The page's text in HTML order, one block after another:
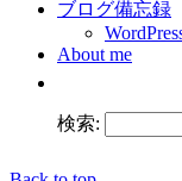
ブログ備忘録
About me
検索: